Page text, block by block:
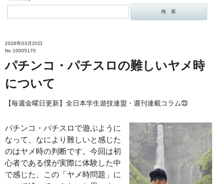
2026年03月20日
No.10005170
パチンコ・パチスロの難しいヤメ時
について
【毎週金曜日更新】全日本学生遊技連盟・週刊連載コラム㉓
パチンコ・パチスロで遊ぶように
なって、なにより難しいと感じた
のはヤメ時の判断です。今回は初
心者である僕が実際に体験した中
で感じた、この「ヤメ時問題」に